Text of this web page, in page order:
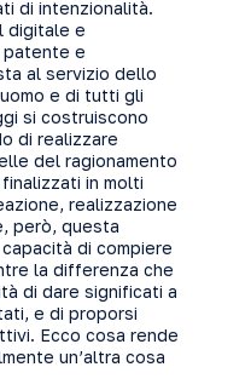
di intenzionalità.
digitale e
patente e
al servizio dello
e di tutti gli
si costruiscono
di realizzare
del ragionamento
in molti
realizzazione
però, questa
di compiere
la differenza che
di dare significati a
e di proporsi
Ecco cosa rende
un’altra cosa